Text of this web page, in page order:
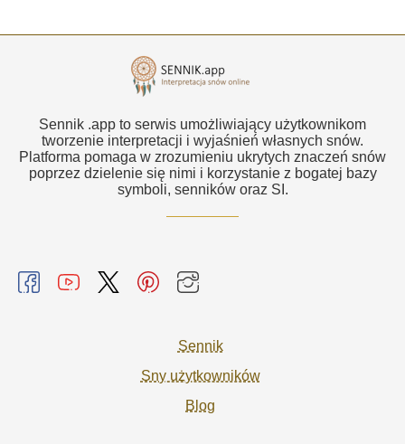
Sennik .app to serwis umożliwiający użytkownikom
tworzenie interpretacji i wyjaśnień własnych snów.
Platforma pomaga w zrozumieniu ukrytych znaczeń snów
poprzez dzielenie się nimi i korzystanie z bogatej bazy
symboli, senników oraz SI.
Sennik
Sny użytkowników
Blog